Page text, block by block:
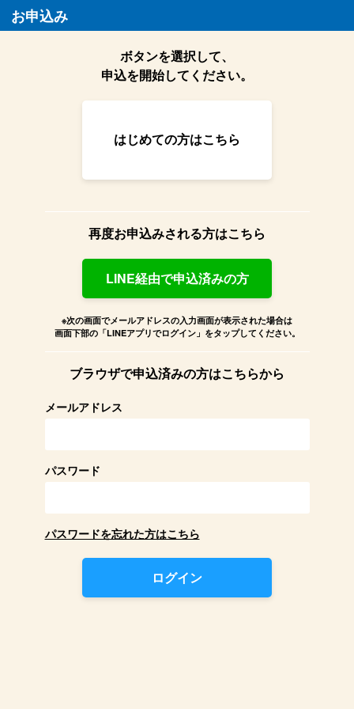
お申込み
ボタンを選択して、
申込を開始してください。
はじめての方はこちら
再度お申込みされる方はこちら
LINE経由で申込済みの方
※次の画面でメールアドレスの入力画面が表示された場合は
画面下部の「LINEアプリでログイン」をタップしてください。
ブラウザで申込済みの方はこちらから
メールアドレス
パスワード
パスワードを忘れた方はこちら
ログイン